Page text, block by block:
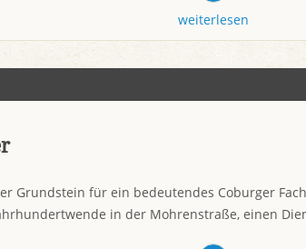
weiterlesen
Grundstein für ein bedeutendes Coburger
in der Mohrenstraße, einen